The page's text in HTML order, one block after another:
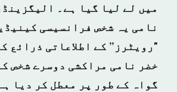
میں لے لیا گیا ہے۔
نامی یہ شخص فرانسیسی
"رویٹرز” کے اطلاعاتی ذرائع
خضر نامی مراکشی دوسرے شخص
گواہ کے طور پر معطل کر دیا